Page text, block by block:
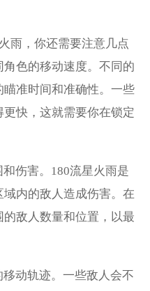
雨，你还需要注意几点
色的移动速度。不同的
准时间和准确性。一些
快，这就需要你在锁定
伤害。180流星火雨是
内的敌人造成伤害。在
敌人数量和位置，以最
动轨迹。一些敌人会不